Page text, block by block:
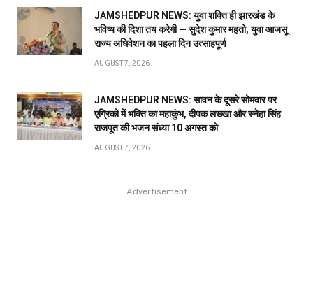
JAMSHEDPUR NEWS: युवा शक्ति ही झारखंड के
भविष्य की दिशा तय करेगी — सुदेश कुमार महतो, युवा आजसू
राज्य अधिवेशन का पहला दिन उत्साहपूर्ण
AUGUST 7, 2026
JAMSHEDPUR NEWS: सावन के दूसरे सोमवार पर
एग्रिको में भक्ति का महाकुंभ, दीपक लख्खा और स्नेहा सिंह
राजपूत की भजन संध्या 10 अगस्त को
AUGUST 7, 2026
Advertisement